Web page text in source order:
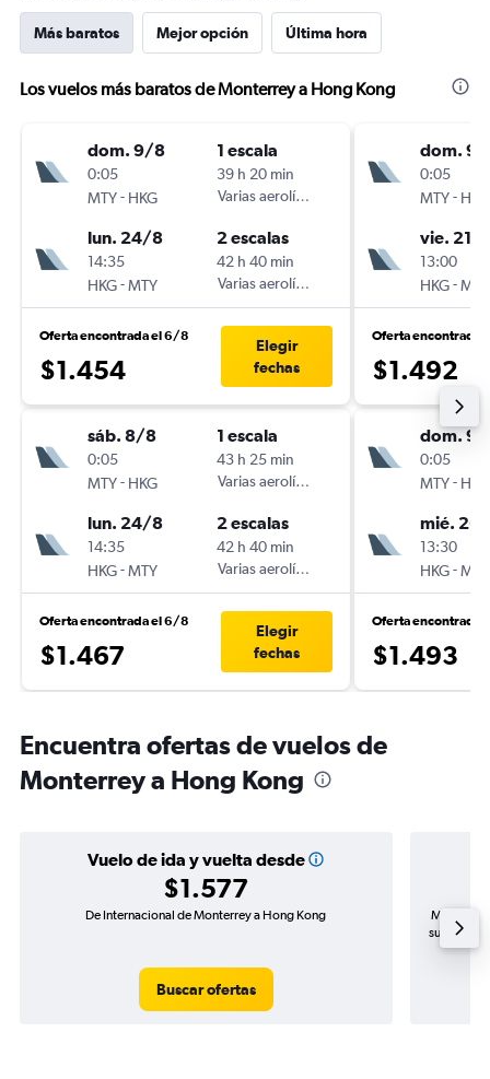
Más baratos Mejor opción Última hora
Los vuelos más baratos de Monterrey a Hong Kong
dom. 9/8
0:05
MTY- HKG
1 escala
39 h 20 min
Varias aerolíneas
lun. 24/8
14:35
HKG-MTY
2 escalas
42 h 40 min
Varias aerolíneas
Oferta encontrada el 6/8
$1.454
Elegir
fechas
sáb. 8/8
0:05
MTY- HKG
1 escala
43 h 25 min
Varias aerolíneas
lun. 24/8
14:35
HKG-MTY
2 escalas
42 h 40 min
Varias aerolíneas
Oferta encontrada el 6/8
$1.467
Elegir
fechas
dom. 9/
0:05
MTY- HKG
vie. 21/
13:00
HKG-MTY
Oferta encontrada
$1.492
dom. 9/
0:05
MTY- HKG
mié.
13:30
HKG-MTY
Oferta encontrada
$1.493
Encuentra ofertas de vuelos de
Monterrey a Hong Kong
Vuelo de ida y vuelta desde
$1.577
De Internacional de Monterrey a Hong Kong
Buscar ofertas
Mayor
subida de